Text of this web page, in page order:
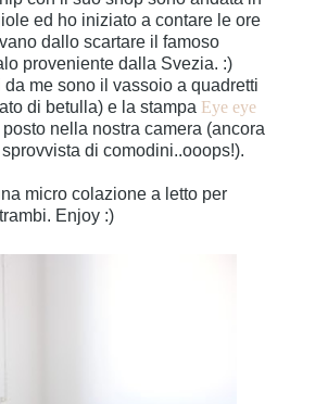
ed ho iniziato a contare le ore
dallo scartare il famoso
proveniente dalla Svezia. :)
da me sono il vassoio a quadretti
di betulla) e la stampa Eye eye
nella nostra camera (ancora
di comodini..ooops!).
micro colazione a letto per
Enjoy :)